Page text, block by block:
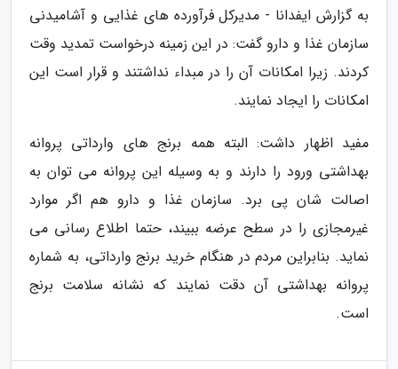
به گزارش ایفدانا - مدیرکل فرآورده های غذایی و آشامیدنی
سازمان غذا و دارو گفت: در این زمینه درخواست تمدید وقت
کردند. زیرا امکانات آن را در مبداء نداشتند و قرار است این
امکانات را ایجاد نمایند.
مفید اظهار داشت: البته همه برنج های وارداتی پروانه
بهداشتی ورود را دارند و به وسیله این پروانه می توان به
اصالت شان پی برد. سازمان غذا و دارو هم اگر موارد
غیرمجازی را در سطح عرضه ببیند، حتما اطلاع رسانی می
نماید. بنابراین مردم در هنگام خرید برنج وارداتی، به شماره
پروانه بهداشتی آن دقت نمایند که نشانه سلامت برنج
است.